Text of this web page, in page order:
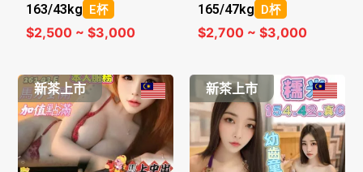
163/43kg E杯
$2,500 ~ $3,000
165/47kg D杯
$2,700 ~ $3,000
新茶上市 新茶上市